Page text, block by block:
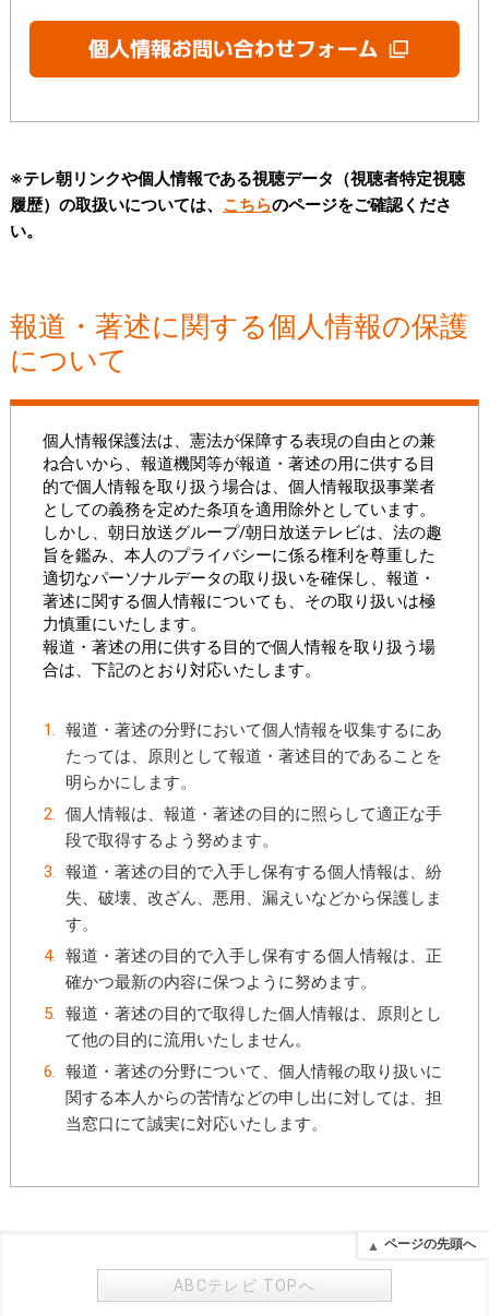
※テレ朝リンクや個人情報である視聴データ（視聴者特定視聴
履歴）の取扱いについては、 こちらのページをご確認くださ
い。
報道・著述に関する個人情報の保護
について
個人情報保護法は、憲法が保障する表現の自由との兼
ね合いから、報道機関等が報道・著述の用に供する目
的で個人情報を取り扱う場合は、個人情報取扱事業者
としての義務を定めた条項を適用除外としています。
しかし、朝日放送グループ/朝日放送テレビは、法の趣
旨を鑑み、本人のプライバシーに係る権利を尊重した
適切なパーソナルデータの取り扱いを確保し、報道・
著述に関する個人情報についても、その取り扱いは極
力慎重にいたします。
報道・著述の用に供する目的で個人情報を取り扱う場
合は、下記のとおり対応いたします。
報道・著述の分野において個人情報を収集するにあ
たっては、原則として報道・著述目的であることを
明らかにします。
個人情報は、報道・著述の目的に照らして適正な手
段で取得するよう努めます。
報道・著述の目的で入手し保有する個人情報は、紛
失、破壊、改ざん、悪用、漏えいなどから保護しま
す。
報道・著述の目的で入手し保有する個人情報は、正
確かつ最新の内容に保つように努めます。
報道・著述の目的で取得した個人情報は、原則とし
て他の目的に流用いたしません。
報道・著述の分野について、個人情報の取り扱いに
関する本人からの苦情などの申し出に対しては、担
当窓口にて誠実に対応いたします。
ページの先頭へ
ABCテレビ TOPへ